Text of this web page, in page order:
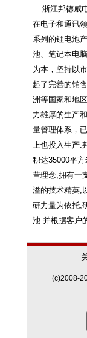
浙江邦德威
在电子和通讯
系列的锂电池
池、笔记本电
为本，坚持以
起了完善的销
洲等国家和地
力雄厚的生产
量管理体系，
上也投入生产.
积达35000平
营理念,拥有一
溢的技术精英,
研力量为依托,
池.并根据客户
(c)2008-